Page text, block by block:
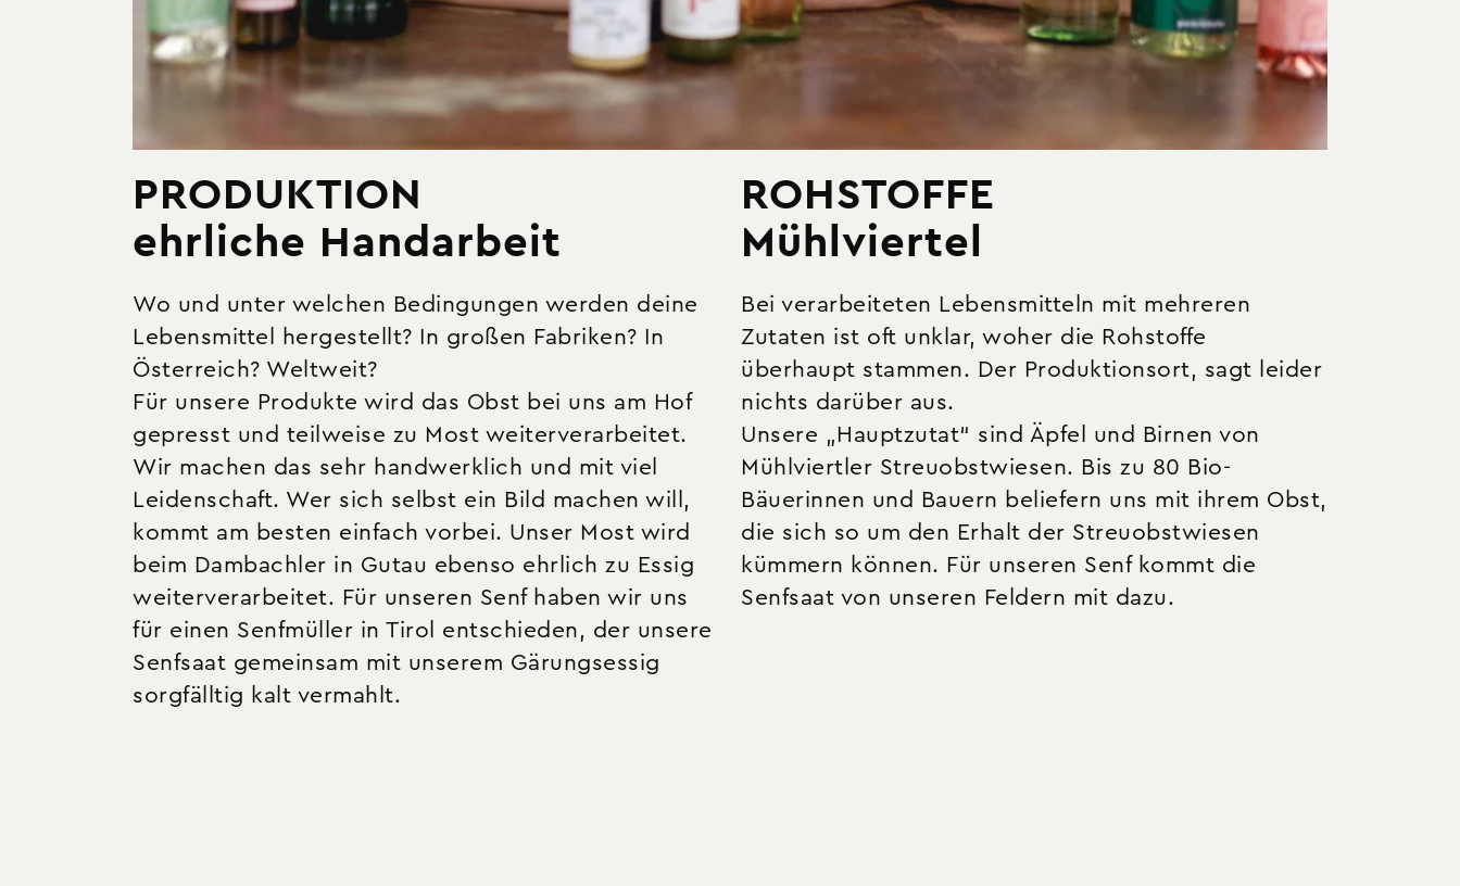
PRODUKTION
ehrliche Handarbeit
Wo und unter welchen Bedingungen werden deine
Lebensmittel hergestellt? In großen Fabriken? In
Österreich? Weltweit?
Für unsere Produkte wird das Obst bei uns am Hof
gepresst und teilweise zu Most weiterverarbeitet.
Wir machen das sehr handwerklich und mit viel
Leidenschaft. Wer sich selbst ein Bild machen will,
kommt am besten einfach vorbei. Unser Most wird
beim Dambachler in Gutau ebenso ehrlich zu Essig
weiterverarbeitet. Für unseren Senf haben wir uns
für einen Senfmüller in Tirol entschieden, der unsere
Senfsaat gemeinsam mit unserem Gärungsessig
sorgfälltig kalt vermahlt.
ROHSTOFFE
Mühlviertel
Bei verarbeiteten Lebensmitteln mit mehreren
Zutaten ist oft unklar, woher die Rohstoffe
überhaupt stammen. Der Produktionsort, sagt leider
nichts darüber aus.
Unsere „Hauptzutat“ sind Äpfel und Birnen von
Mühlviertler Streuobstwiesen. Bis zu 80 Bio-
Bäuerinnen und Bauern beliefern uns mit ihrem Obst,
die sich so um den Erhalt der Streuobstwiesen
kümmern können. Für unseren Senf kommt die
Senfsaat von unseren Feldern mit dazu.